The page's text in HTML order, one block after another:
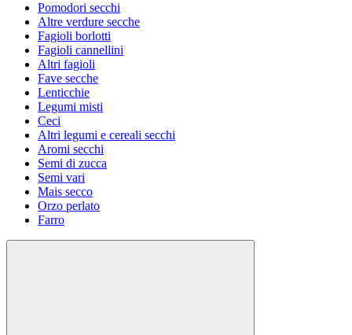
Pomodori secchi
Altre verdure secche
Fagioli borlotti
Fagioli cannellini
Altri fagioli
Fave secche
Lenticchie
Legumi misti
Ceci
Altri legumi e cereali secchi
Aromi secchi
Semi di zucca
Semi vari
Mais secco
Orzo perlato
Farro